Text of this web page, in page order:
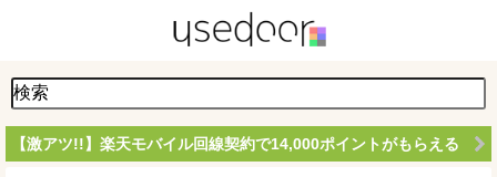
【激アツ!!】楽天モバイル回線契約で14,000ポイントがもらえる